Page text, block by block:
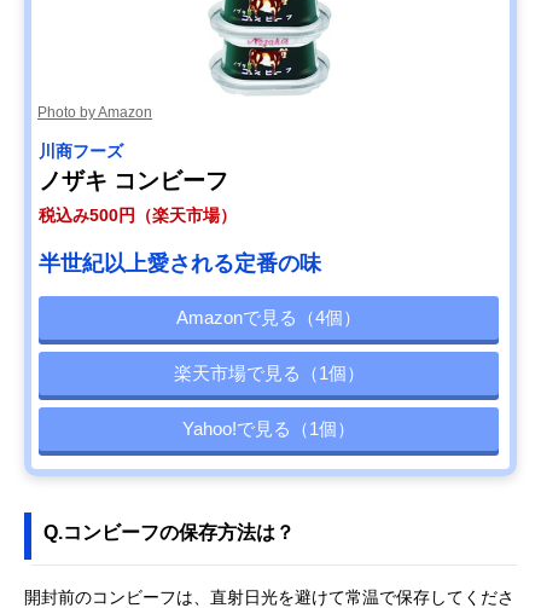
Photo by Amazon
川商フーズ
ノザキ コンビーフ
税込み500円（楽天市場）
半世紀以上愛される定番の味
Amazonで見る（4個）
楽天市場で見る（1個）
Yahoo!で見る（1個）
Q.コンビーフの保存方法は？
開封前のコンビーフは、直射日光を避けて常温で保存してくださ